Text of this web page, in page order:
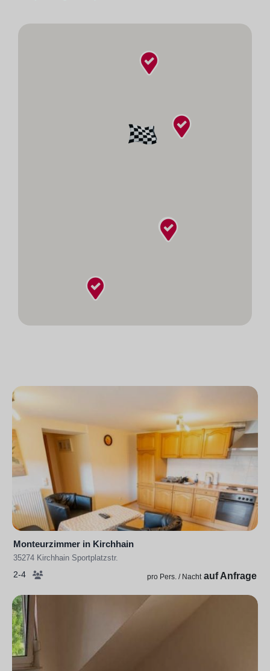
Monteurzimmer in Kirchhain
35274 Kirchhain Sportplatzstr.
2-4 pro Pers. / Nacht auf Anfrage